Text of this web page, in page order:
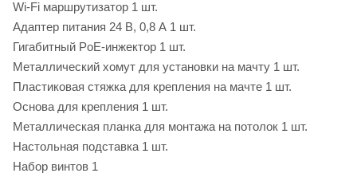
Wi-Fi маршрутизатор 1 шт.
Адаптер питания 24 В, 0,8 А 1 шт.
Гигабитный PoE-инжектор 1 шт.
Металлический хомут для установки на мачту 1 шт.
Пластиковая стяжка для крепления на мачте 1 шт.
Основа для крепления 1 шт.
Металлическая планка для монтажа на потолок 1 шт.
Настольная подставка 1 шт.
Набор винтов 1